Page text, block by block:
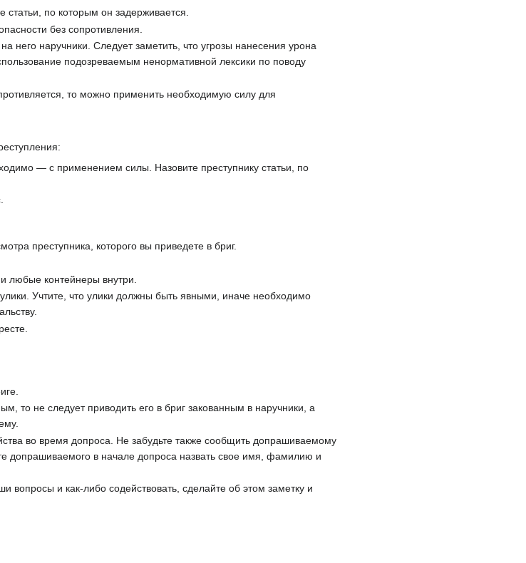
по которым он задерживается.
без сопротивления.
него наручники. Следует заметить, что угрозы нанесения урона
подозреваемым ненормативной лексики по поводу
то можно применить необходимую силу для
— с применением силы. Назовите преступнику статьи, по
преступника, которого вы приведете в бриг.
любые контейнеры внутри.
Учтите, что улики должны быть явными, иначе необходимо
то не следует приводить его в бриг закованным в наручники, а
во время допроса. Не забудьте также сообщить допрашиваемому
допрашиваемого в начале допроса назвать свое имя, фамилию и
вопросы и как-либо содействовать, сделайте об этом заметку и